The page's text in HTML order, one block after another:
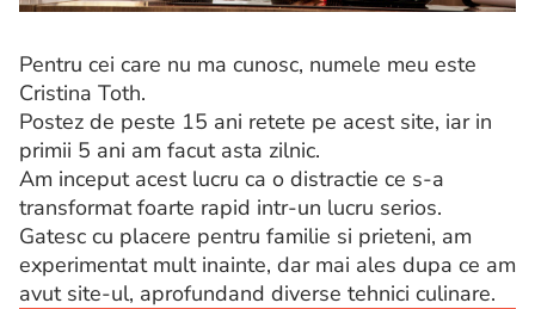
Pentru cei care nu ma cunosc, numele meu este
Cristina Toth.
Postez de peste 15 ani retete pe acest site, iar in
primii 5 ani am facut asta zilnic.
Am inceput acest lucru ca o distractie ce s-a
transformat foarte rapid intr-un lucru serios.
Gatesc cu placere pentru familie si prieteni, am
experimentat mult inainte, dar mai ales dupa ce am
avut site-ul, aprofundand diverse tehnici culinare.